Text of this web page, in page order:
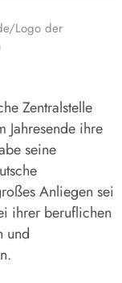
Logo der
Zentralstelle
Jahresende ihre
seine
Anliegen sei
ihrer beruflichen
und